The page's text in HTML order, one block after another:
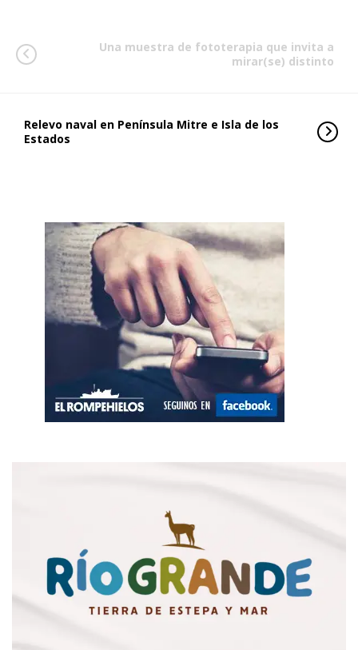
Una muestra de fototerapia que invita a
mirar(se) distinto
Relevo naval en Península Mitre e Isla de los
Estados